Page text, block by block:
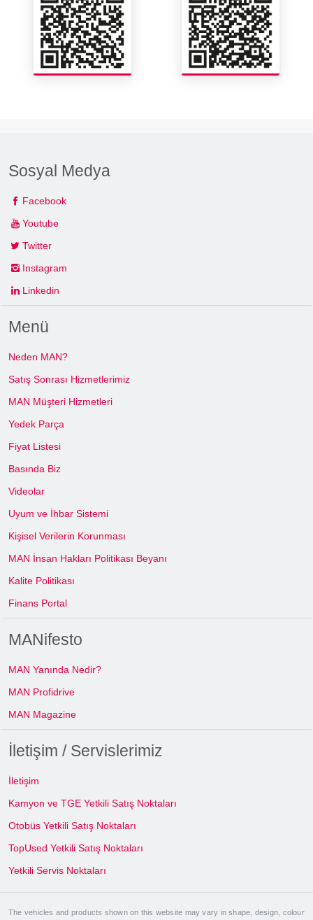
Sosyal Medya
Facebook
Youtube
Twitter
Instagram
Linkedin
Menü
Neden MAN?
Satış Sonrası Hizmetlerimiz
MAN Müşteri Hizmetleri
Yedek Parça
Fiyat Listesi
Basında Biz
Videolar
Uyum ve İhbar Sistemi
Kişisel Verilerin Korunması
MAN İnsan Hakları Politikası Beyanı
Kalite Politikası
Finans Portal
MANifesto
MAN Yanında Nedir?
MAN Profidrive
MAN Magazine
İletişim / Servislerimiz
İletişim
Kamyon ve TGE Yetkili Satış Noktaları
Otobüs Yetkili Satış Noktaları
TopUsed Yetkili Satış Noktaları
Yetkili Servis Noktaları
The vehicles and products shown on this website may vary in shape, design, colour